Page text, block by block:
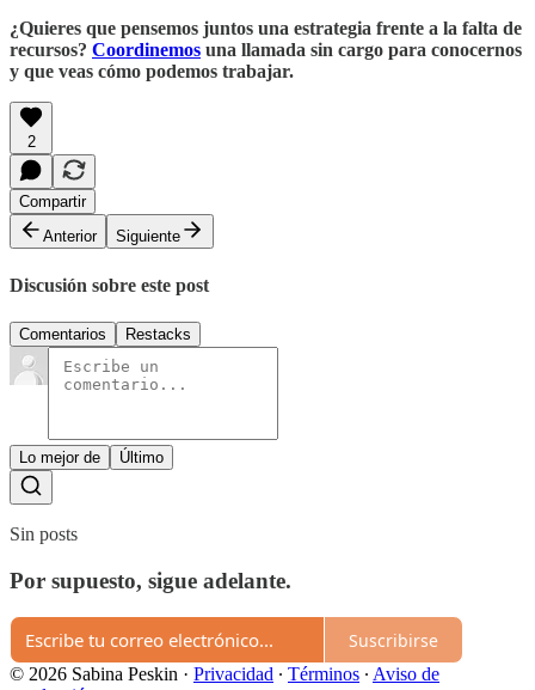
¿Quieres que pensemos juntos una estrategia frente a la falta de
recursos? Coordinemos una llamada sin cargo para conocernos
y que veas cómo podemos trabajar.
2
Compartir
Anterior
Siguiente
Discusión sobre este post
Comentarios Restacks
Lo mejor de Último
Sin posts
Por supuesto, sigue adelante.
Suscribirse
© 2026 Sabina Peskin · Privacidad ∙ Términos ∙ Aviso de